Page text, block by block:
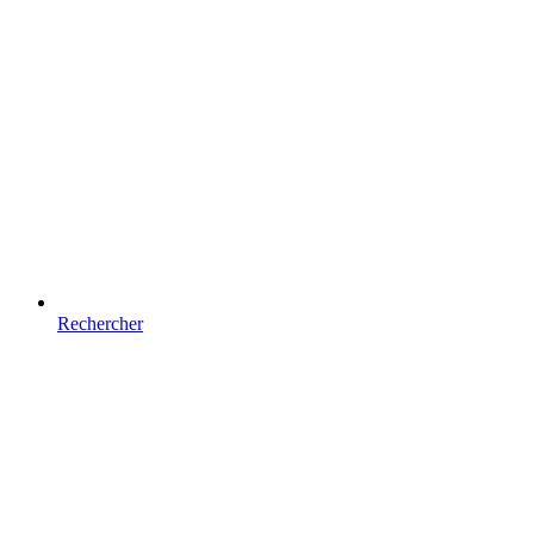
Rechercher